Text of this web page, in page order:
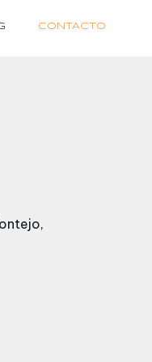
CONTACTO